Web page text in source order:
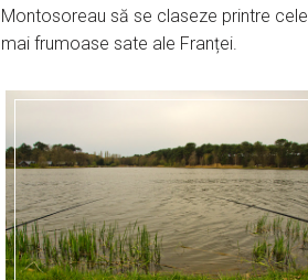
Montosoreau să se claseze printre cele
mai frumoase sate ale Franței.